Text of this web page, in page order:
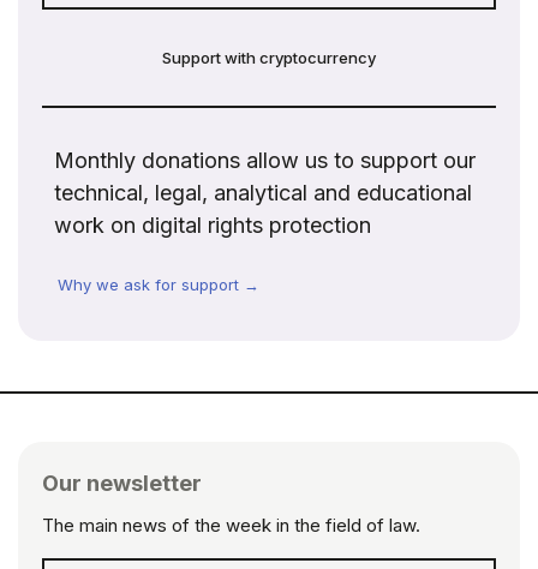
Support with cryptocurrency
Monthly donations allow us to support our
technical, legal, analytical and educational
work on digital rights protection
Why we ask for support →
Our newsletter
The main news of the week in the field of law.